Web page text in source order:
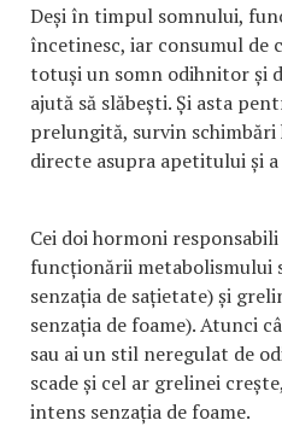
Deși în timpul somnului,
încetinesc, iar consumul de
totuși un somn odihnitor și
ajută să slăbești. Și asta
prelungită, survin
directe asupra apetitului și
Cei doi hormoni
funcționării metabolismului
senzația de sațietate) și
senzația de foame). Atunci
sau ai un stil neregulat de
scade și cel ar grelinei
intens senzația de foame.